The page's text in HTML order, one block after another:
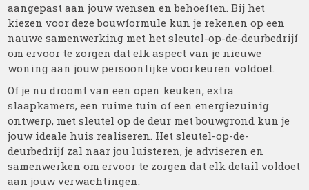
aangepast aan jouw wensen en behoeften. Bij het
kiezen voor deze bouwformule kun je rekenen op een
nauwe samenwerking met het sleutel-op-de-deurbedrijf
om ervoor te zorgen dat elk aspect van je nieuwe
woning aan jouw persoonlijke voorkeuren voldoet.
Of je nu droomt van een open keuken, extra
slaapkamers, een ruime tuin of een energiezuinig
ontwerp, met sleutel op de deur met bouwgrond kun je
jouw ideale huis realiseren. Het sleutel-op-de-
deurbedrijf zal naar jou luisteren, je adviseren en
samenwerken om ervoor te zorgen dat elk detail voldoet
aan jouw verwachtingen.